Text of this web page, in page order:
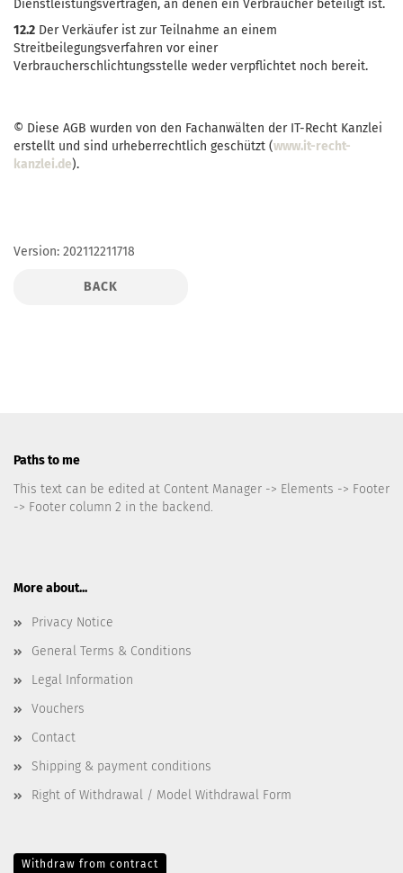
Dienstleistungsverträgen, an denen ein Verbraucher beteiligt ist.
12.2 Der Verkäufer ist zur Teilnahme an einem
Streitbeilegungsverfahren vor einer
Verbraucherschlichtungsstelle weder verpflichtet noch bereit.
© Diese AGB wurden von den Fachanwälten der IT-Recht Kanzlei
erstellt und sind urheberrechtlich geschützt (www.it-recht-
kanzlei.de).
Version: 202112211718
BACK
Paths to me
This text can be edited at Content Manager -> Elements -> Footer
-> Footer column 2 in the backend.
More about...
Privacy Notice
General Terms & Conditions
Legal Information
Vouchers
Contact
Shipping & payment conditions
Right of Withdrawal / Model Withdrawal Form
Withdraw from contract